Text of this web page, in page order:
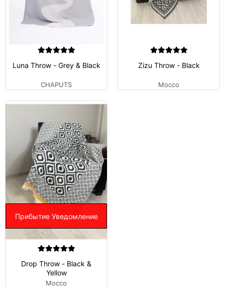
Luna Throw - Grey & Black
CHAPUTS
Zizu Throw - Black
Mocco
Прибытие Уведомление
Drop Throw - Black &
Yellow
Mocco